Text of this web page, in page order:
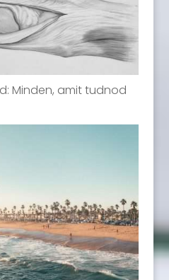
Minden, amit tudnod